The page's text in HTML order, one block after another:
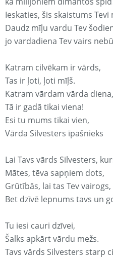
Ieskaties, šis skaistums Tevi
Daudz mīļu vardu Tev
jo vardadiena Tev vairs
Katram cilvēkam ir vārds,
Tas ir ļoti, ļoti mīļš.
Katram vārdam vārda diena,
Tā ir gadā tikai viena!
Esi tu mums tikai vien,
Vārda Silvesters īpašnieks
Lai Tavs vārds Silvesters,
Mātes, tēva sapņiem dots,
Grūtībās, lai tas Tev vairogs,
Bet dzīvē lepnums tavs un
Tu iesi cauri dzīvei,
Šalks apkārt vārdu mežs.
Tavs vārds Silvesters starp